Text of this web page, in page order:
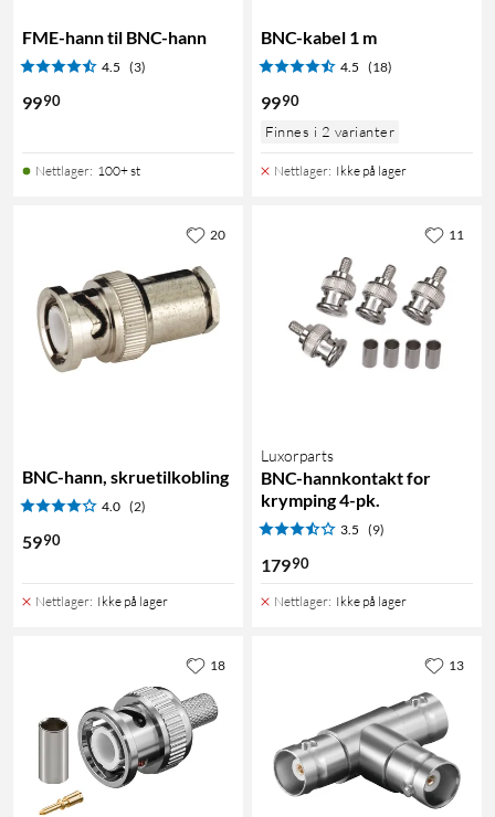
FME-hann til BNC-hann
4.5 (3)
9990
Nettlager: 100+ st
BNC-kabel 1 m
4.5 (18)
9990
Finnes i 2 varianter
Nettlager: Ikke på lager
BNC-hann, skruetilkobling
4.0 (2)
5990
Nettlager: Ikke på lager
20
Luxorparts
BNC-hannkontakt for
krymping 4-pk.
3.5 (9)
17990
Nettlager: Ikke på lager
11
18 13